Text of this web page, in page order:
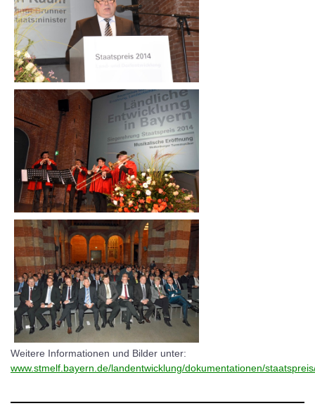
Weitere Informationen und Bilder unter:
www.stmelf.bayern.de/landentwicklung/dokumentationen/